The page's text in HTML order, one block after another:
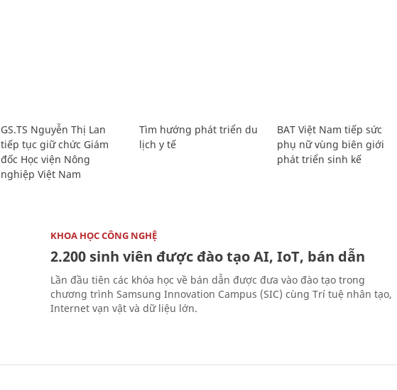
GS.TS Nguyễn Thị Lan
tiếp tục giữ chức Giám
đốc Học viện Nông
nghiệp Việt Nam
Tìm hướng phát triển du
lịch y tế
BAT Việt Nam tiếp sức
phụ nữ vùng biên giới
phát triển sinh kế
KHOA HỌC CÔNG NGHỆ
2.200 sinh viên được đào tạo AI, IoT, bán dẫn
Lần đầu tiên các khóa học về bán dẫn được đưa vào đào tạo trong
chương trình Samsung Innovation Campus (SIC) cùng Trí tuệ nhân tạo,
Internet vạn vật và dữ liệu lớn.